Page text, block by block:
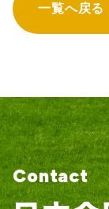
一覧へ戻る
Contact